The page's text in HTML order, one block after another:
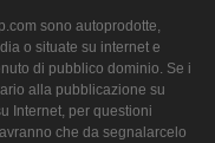
sono autoprodotte,
o situate su internet e
di pubblico dominio. Se i
alla pubblicazione su
Internet, per questioni
che da segnalarcelo